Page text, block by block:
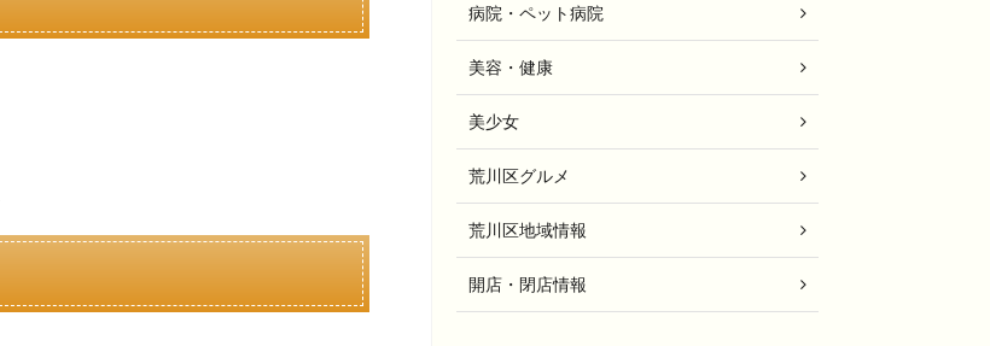
病院・ペット病院
美容・健康
美少女
荒川区グルメ
荒川区地域情報
開店・閉店情報